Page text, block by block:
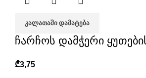
ᲙᲐᲚᲐᲗᲐᲨᲘ ᲓᲐᲛᲐᲢᲔᲑᲐ
ჩარჩოს დამჭერი
₾3,75